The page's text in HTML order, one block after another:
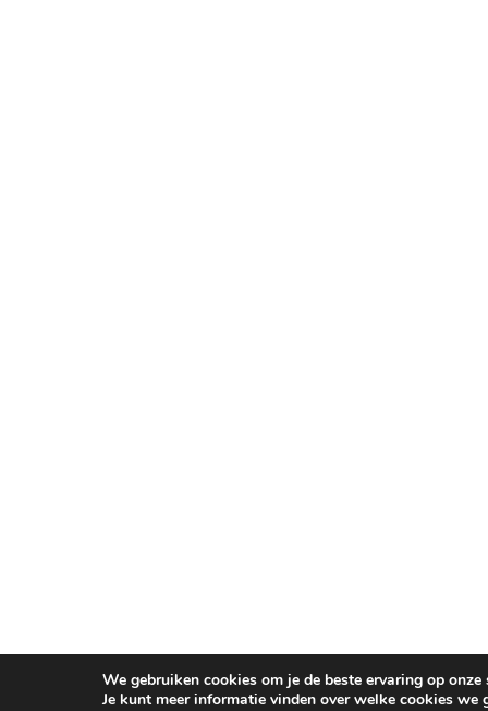
We gebruiken cookies om je de beste ervaring op onze
Je kunt meer informatie vinden over welke cookies